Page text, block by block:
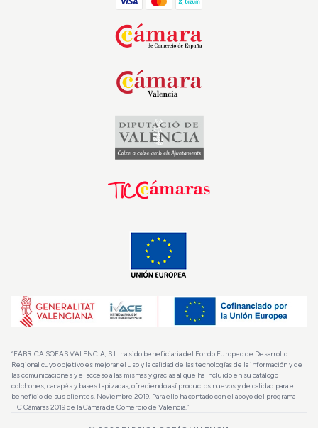
“FÁBRICA SOFAS VALENCIA, S.L. ha sido beneficiaria del Fondo Europeo de Desarrollo
Regional cuyo objetivo es mejorar el uso y la calidad de las tecnologías de la información y de
las comunicaciones y el acceso a las mismas y gracias al que ha incluido en su catálogo
colchones, canapés y bases tapizadas, ofreciendo así productos nuevos y de calidad para el
beneficio de sus clientes. Noviembre 2019. Para ello ha contado con el apoyo del programa
TIC Cámaras 2019 de la Cámara de Comercio de Valencia.”